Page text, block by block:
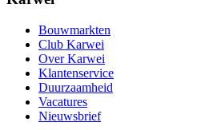
Bouwmarkten
Club Karwei
Over Karwei
Klantenservice
Duurzaamheid
Vacatures
Nieuwsbrief